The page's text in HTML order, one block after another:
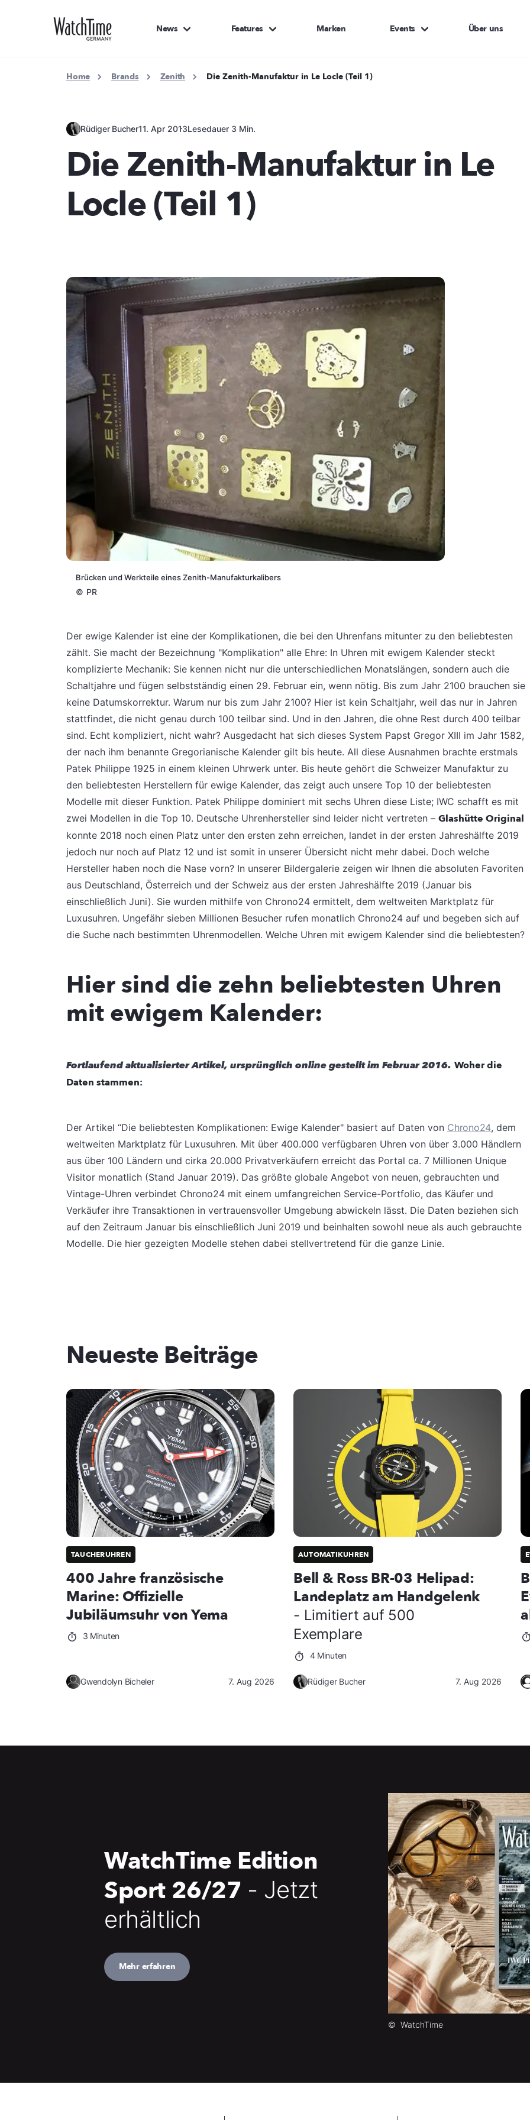
News Features Marken Events Über uns
Home Brands Zenith Die Zenith-Manufaktur in Le Locle (Teil 1)
Rüdiger Bucher11. Apr 2013Lesedauer 3 Min.
Die Zenith-Manufaktur in Le
Locle (Teil 1)
Brücken und Werkteile eines Zenith-Manufakturkalibers
© PR
Der ewige Kalender ist eine der Komplikationen, die bei den Uhrenfans mitunter zu den beliebtesten
zählt. Sie macht der Bezeichnung "Komplikation" alle Ehre: In Uhren mit ewigem Kalender steckt
komplizierte Mechanik: Sie kennen nicht nur die unterschiedlichen Monatslängen, sondern auch die
Schaltjahre und fügen selbstständig einen 29. Februar ein, wenn nötig. Bis zum Jahr 2100 brauchen sie
keine Datumskorrektur. Warum nur bis zum Jahr 2100? Hier ist kein Schaltjahr, weil das nur in Jahren
stattfindet, die nicht genau durch 100 teilbar sind. Und in den Jahren, die ohne Rest durch 400 teilbar
sind. Echt kompliziert, nicht wahr? Ausgedacht hat sich dieses System Papst Gregor XIII im Jahr 1582,
der nach ihm benannte Gregorianische Kalender gilt bis heute. All diese Ausnahmen brachte erstmals
Patek Philippe 1925 in einem kleinen Uhrwerk unter. Bis heute gehört die Schweizer Manufaktur zu
den beliebtesten Herstellern für ewige Kalender, das zeigt auch unsere Top 10 der beliebtesten
Modelle mit dieser Funktion. Patek Philippe dominiert mit sechs Uhren diese Liste; IWC schafft es mit
zwei Modellen in die Top 10. Deutsche Uhrenhersteller sind leider nicht vertreten – Glashütte Original
konnte 2018 noch einen Platz unter den ersten zehn erreichen, landet in der ersten Jahreshälfte 2019
jedoch nur noch auf Platz 12 und ist somit in unserer Übersicht nicht mehr dabei. Doch welche
Hersteller haben noch die Nase vorn? In unserer Bildergalerie zeigen wir Ihnen die absoluten Favoriten
aus Deutschland, Österreich und der Schweiz aus der ersten Jahreshälfte 2019 (Januar bis
einschließlich Juni). Sie wurden mithilfe von Chrono24 ermittelt, dem weltweiten Marktplatz für
Luxusuhren. Ungefähr sieben Millionen Besucher rufen monatlich Chrono24 auf und begeben sich auf
die Suche nach bestimmten Uhrenmodellen. Welche Uhren mit ewigem Kalender sind die beliebtesten?
Hier sind die zehn beliebtesten Uhren
mit ewigem Kalender:
Fortlaufend aktualisierter Artikel, ursprünglich online gestellt im Februar 2016. Woher die
Daten stammen:
Der Artikel “Die beliebtesten Komplikationen: Ewige Kalender" basiert auf Daten von Chrono24, dem
weltweiten Marktplatz für Luxusuhren. Mit über 400.000 verfügbaren Uhren von über 3.000 Händlern
aus über 100 Ländern und cirka 20.000 Privatverkäufern erreicht das Portal ca. 7 Millionen Unique
Visitor monatlich (Stand Januar 2019). Das größte globale Angebot von neuen, gebrauchten und
Vintage-Uhren verbindet Chrono24 mit einem umfangreichen Service-Portfolio, das Käufer und
Verkäufer ihre Transaktionen in vertrauensvoller Umgebung abwickeln lässt. Die Daten beziehen sich
auf den Zeitraum Januar bis einschließlich Juni 2019 und beinhalten sowohl neue als auch gebrauchte
Modelle. Die hier gezeigten Modelle stehen dabei stellvertretend für die ganze Linie.
Neueste Beiträge
TAUCHERUHREN
400 Jahre französische
Marine: Offizielle
Jubiläumsuhr von Yema
3 Minuten
Gwendolyn Bicheler 7. Aug 2026
AUTOMATIKUHREN
Bell & Ross BR-03 Helipad:
Landeplatz am Handgelenk
- Limitiert auf 500
Exemplare
4 Minuten
Rüdiger Bucher 7. Aug 2026
© WatchTime
WatchTime Edition
Sport 26/27 - Jetzt
erhältlich
Mehr erfahren